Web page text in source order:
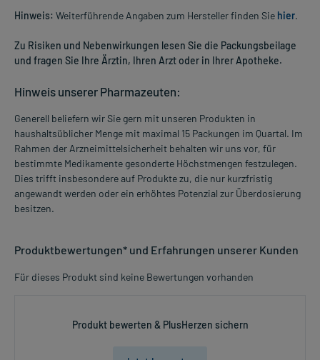
Hinweis: Weiterführende Angaben zum Hersteller finden Sie hier.
Zu Risiken und Nebenwirkungen lesen Sie die Packungsbeilage
und fragen Sie Ihre Ärztin, Ihren Arzt oder in Ihrer Apotheke.
Hinweis unserer Pharmazeuten:
Generell beliefern wir Sie gern mit unseren Produkten in
haushaltsüblicher Menge mit maximal 15 Packungen im Quartal. Im
Rahmen der Arzneimittelsicherheit behalten wir uns vor, für
bestimmte Medikamente gesonderte Höchstmengen festzulegen.
Dies trifft insbesondere auf Produkte zu, die nur kurzfristig
angewandt werden oder ein erhöhtes Potenzial zur Überdosierung
besitzen.
Produktbewertungen* und Erfahrungen unserer Kunden
Für dieses Produkt sind keine Bewertungen vorhanden
Produkt bewerten & PlusHerzen sichern